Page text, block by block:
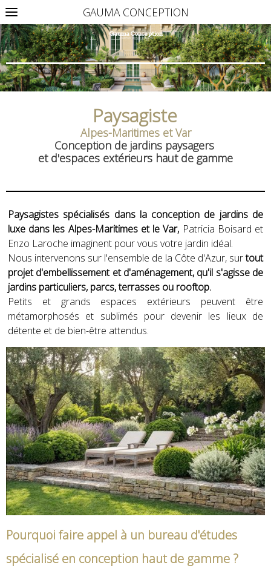
GAUMA CONCEPTION
Gauma Conception
CONCEPTION D'ESPACES EXTERIEURS
Paysagiste
Alpes-Maritimes et Var
Conception de jardins paysagers
et d'espaces extérieurs haut de gamme
Paysagistes spécialisés dans la conception de jardins de
luxe dans les Alpes-Maritimes et le Var, Patricia Boisard et
Enzo Laroche imaginent pour vous votre jardin idéal.
Nous intervenons sur l'ensemble de la Côte d'Azur, surtout
projet d'embellissement et d'aménagement, qu'il s'agisse de
jardins particuliers, parcs, terrasses ou rooftop.
Petits et grands espaces extérieurs peuvent être
métamorphosés et sublimés pour devenir les lieux de
détente et de bien-être attendus.
Pourquoi faire appel à un bureau d'études
spécialisé en conception haut de gamme ?